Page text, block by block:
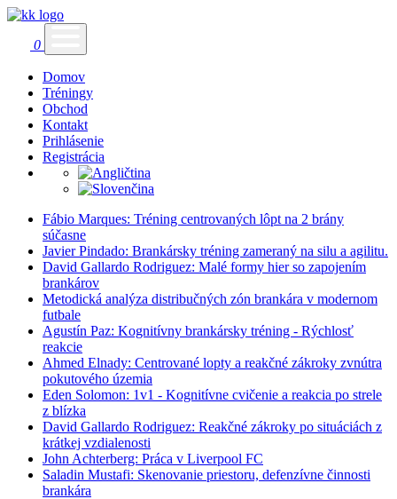
0
Domov
Tréningy
Obchod
Kontakt
Prihlásenie
Registrácia
Fábio Marques: Tréning centrovaných lôpt na 2 brány
súčasne
Javier Pindado: Brankársky tréning zameraný na silu a agilitu.
David Gallardo Rodriguez: Malé formy hier so zapojením
brankárov
Metodická analýza distribučných zón brankára v modernom
futbale
Agustín Paz: Kognitívny brankársky tréning - Rýchlosť
reakcie
Ahmed Elnady: Centrované lopty a reakčné zákroky zvnútra
pokutového územia
Eden Solomon: 1v1 - Kognitívne cvičenie a reakcia po strele
z blízka
David Gallardo Rodriguez: Reakčné zákroky po situáciách z
krátkej vzdialenosti
John Achterberg: Práca v Liverpool FC
Saladin Mustafi: Skenovanie priestoru, defenzívne činnosti
brankára